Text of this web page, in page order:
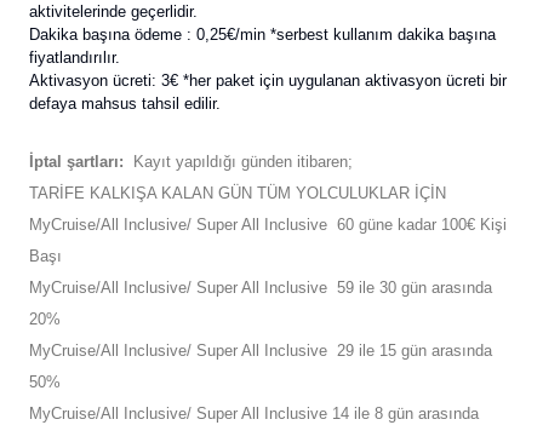
aktivitelerinde geçerlidir.
Dakika başına ödeme : 0,25€/min *serbest kullanım dakika başına
fiyatlandırılır.
Aktivasyon ücreti: 3€ *her paket için uygulanan aktivasyon ücreti bir
defaya mahsus tahsil edilir.
İptal şartları:
Kayıt yapıldığı günden itibaren;
TARİFE KALKIŞA KALAN GÜN TÜM YOLCULUKLAR İÇİN
MyCruise/All Inclusive/ Super All Inclusive 60 güne kadar 100€ Kişi
Başı
MyCruise/All Inclusive/ Super All Inclusive 59 ile 30 gün arasında
20%
MyCruise/All Inclusive/ Super All Inclusive 29 ile 15 gün arasında
50%
MyCruise/All Inclusive/ Super All Inclusive 14 ile 8 gün arasında